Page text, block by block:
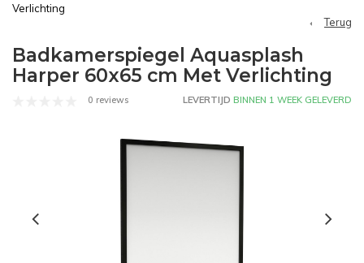
Verlichting
Terug
Badkamerspiegel Aquasplash
Harper 60x65 cm Met Verlichting
0 reviews LEVERTIJD BINNEN 1 WEEK GELEVERD